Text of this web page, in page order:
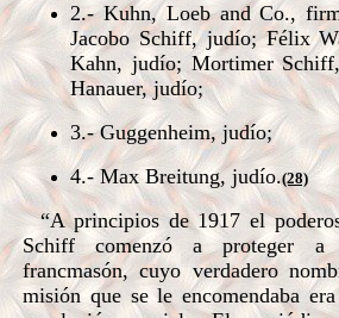
2.- Kuhn, Loeb and Co.,
Jacobo Schiff, judío; Félix
Kahn, judío; Mortimer
Hanauer, judío;
3.- Guggenheim, judío;
4.- Max Breitung, judío.(28)
“A principios de 1917 el
Schiff comenzó a proteger
francmasón, cuyo verdadero
misión que se le encomendaba